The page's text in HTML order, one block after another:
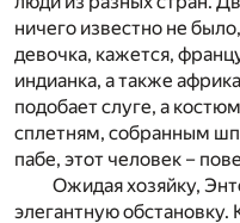
ничего известно не
девочка, кажется,
индианка, а также
подобает слуге, а
сплетням, собранным
пабе, этот человек –
Ожидая хозяйку,
элегантную обстановку.